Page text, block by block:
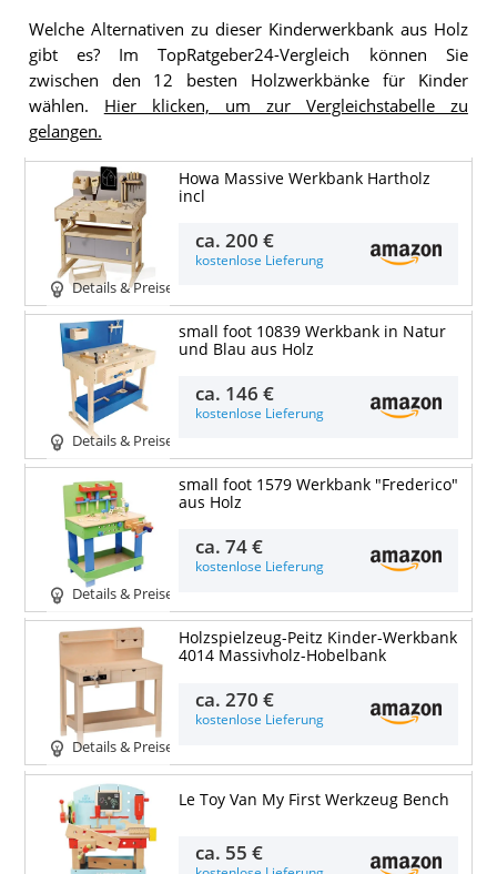
Welche Alternativen zu dieser Kinderwerkbank aus Holz
gibt es? Im TopRatgeber24-Vergleich können Sie
zwischen den 12 besten Holzwerkbänke für Kinder
wählen. Hier klicken, um zur Vergleichstabelle zu
gelangen.
Details & Preise
Howa Massive Werkbank Hartholz
incl
ca.200 €
kostenlose Lieferung
Details & Preise
small foot 10839 Werkbank in Natur
und Blau aus Holz
ca. 146 €
kostenlose Lieferung
Details & Preise
small foot 1579 Werkbank "Frederico"
aus Holz
ca.74 €
kostenlose Lieferung
Details & Preise
Holzspielzeug-Peitz Kinder-Werkbank
4014 Massivholz-Hobelbank
ca.270 €
kostenlose Lieferung
Le Toy Van My First Werkzeug Bench
ca. 55 €